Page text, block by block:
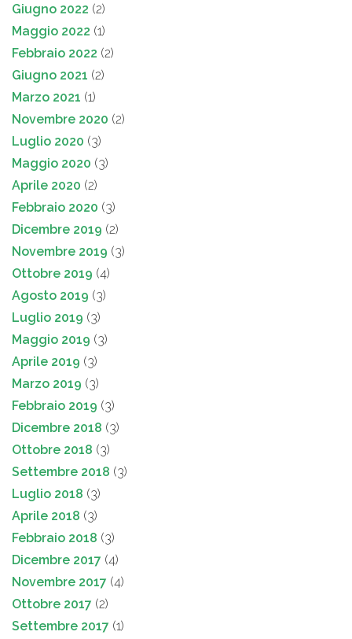
Giugno 2022 (2)
Maggio 2022 (1)
Febbraio 2022 (2)
Giugno 2021 (2)
Marzo 2021 (1)
Novembre 2020 (2)
Luglio 2020 (3)
Maggio 2020 (3)
Aprile 2020 (2)
Febbraio 2020 (3)
Dicembre 2019 (2)
Novembre 2019 (3)
Ottobre 2019 (4)
Agosto 2019 (3)
Luglio 2019 (3)
Maggio 2019 (3)
Aprile 2019 (3)
Marzo 2019 (3)
Febbraio 2019 (3)
Dicembre 2018 (3)
Ottobre 2018 (3)
Settembre 2018 (3)
Luglio 2018 (3)
Aprile 2018 (3)
Febbraio 2018 (3)
Dicembre 2017 (4)
Novembre 2017 (4)
Ottobre 2017 (2)
Settembre 2017 (1)